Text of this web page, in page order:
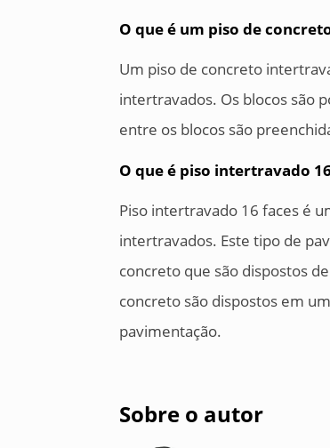
O que é um piso de
Um piso de concreto
intertravados. Os blocos são
entre os blocos são
O que é piso intertravado
Piso intertravado 16 faces é
intertravados. Este tipo de
concreto que são dispostos
concreto são dispostos em
pavimentação.
Sobre o autor